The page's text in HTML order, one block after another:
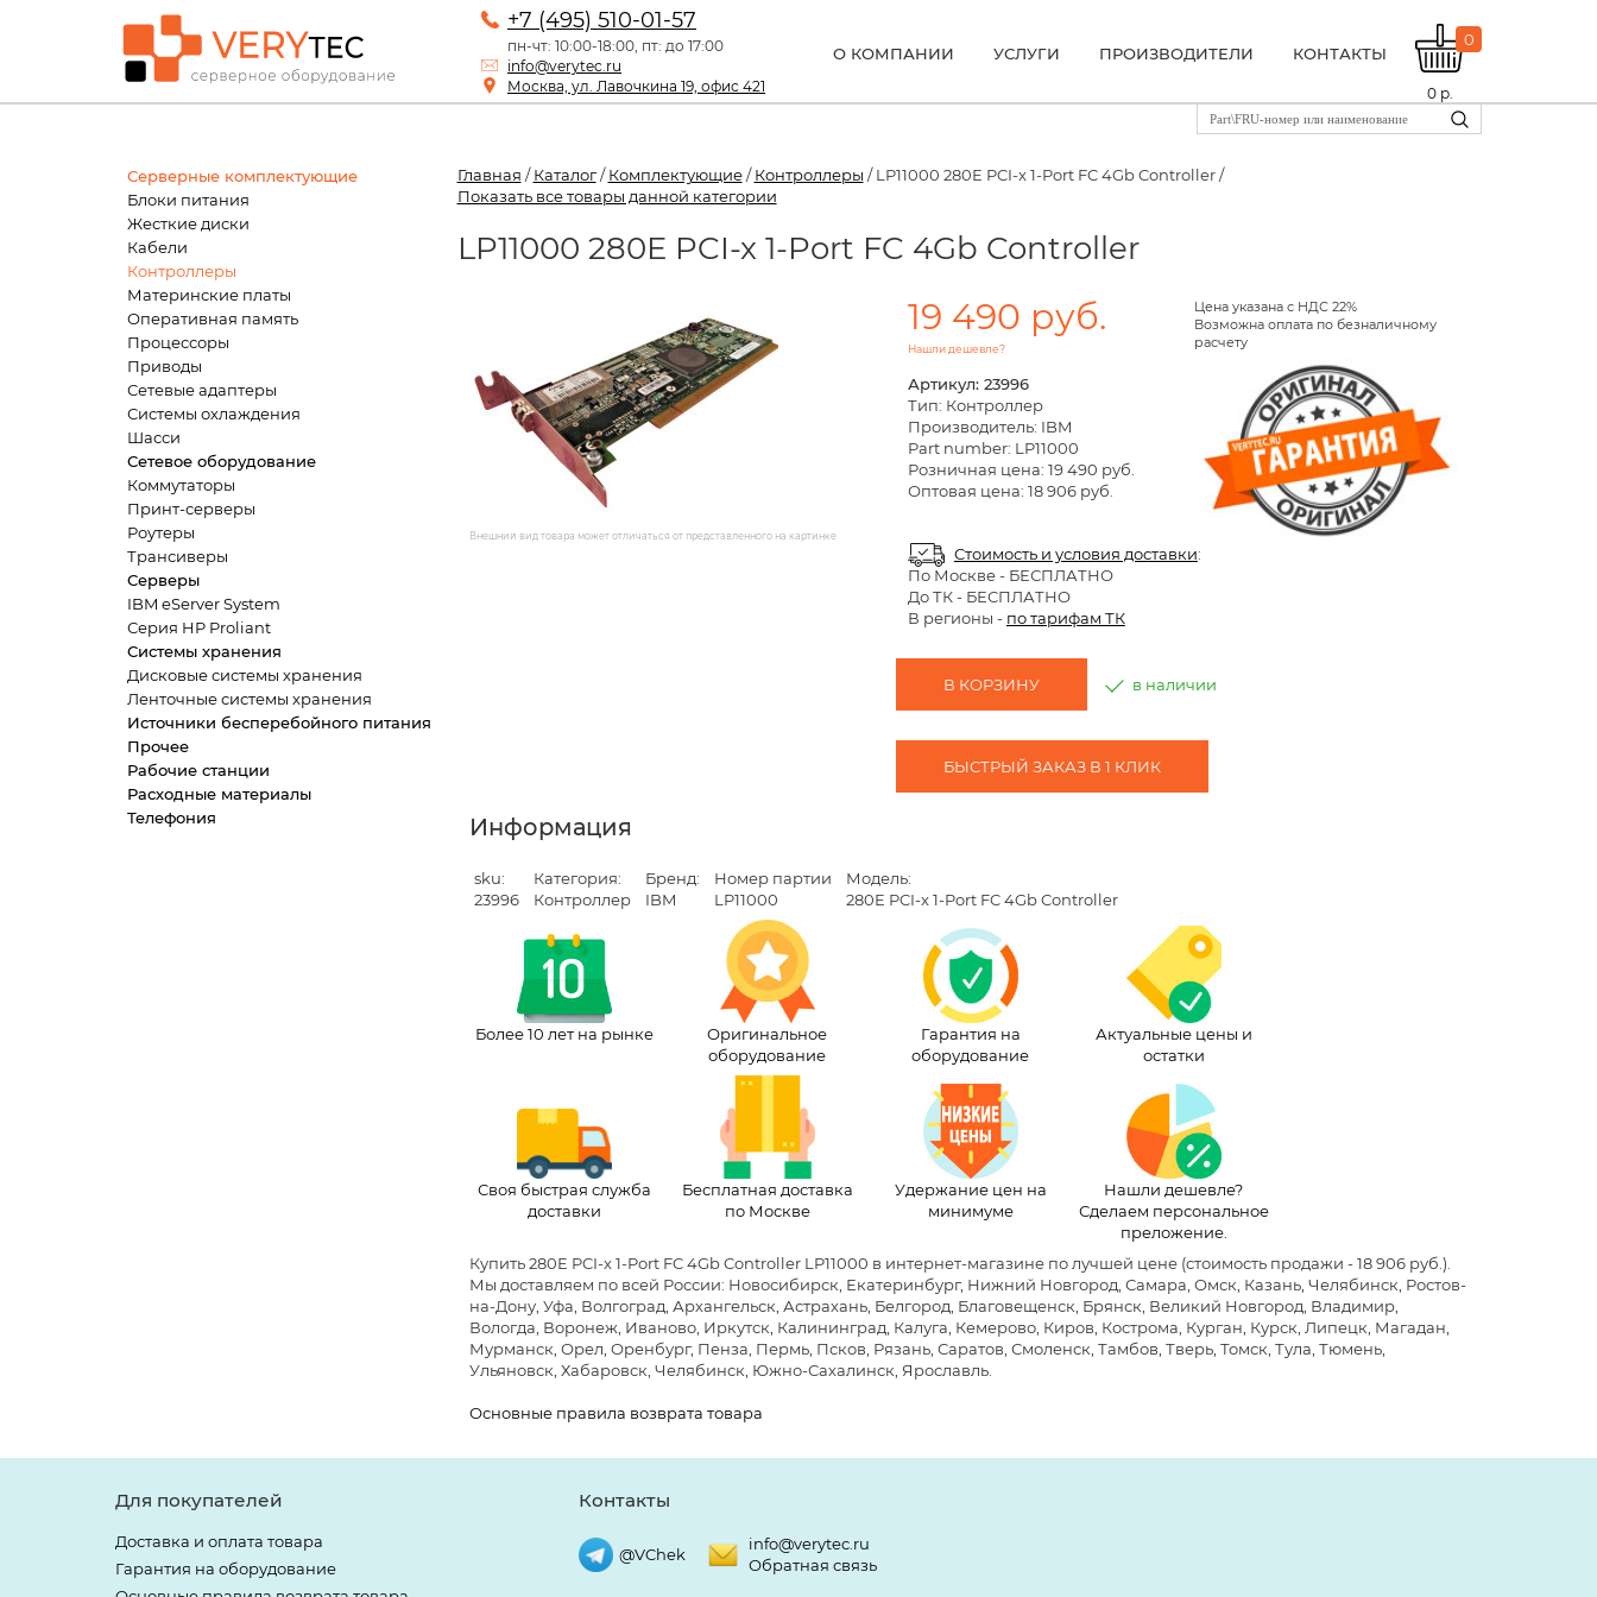
+7 (495) 510-01-57
пн-чт: 10:00-18:00, пт: до 17:00
info@verytec.ru
Москва, ул. Лавочкина 19, офис 421
О КОМПАНИИ УСЛУГИ ПРОИЗВОДИТЕЛИ КОНТАКТЫ
0
0 р.
Серверные комплектующие
Блоки питания
Жесткие диски
Кабели
Контроллеры
Материнские платы
Оперативная память
Процессоры
Приводы
Сетевые адаптеры
Системы охлаждения
Шасси
Сетевое оборудование
Коммутаторы
Принт-серверы
Роутеры
Трансиверы
Серверы
IBM eServer System
Серия HP Proliant
Системы хранения
Дисковые системы хранения
Ленточные системы хранения
Источники бесперебойного питания
Прочее
Рабочие станции
Расходные материалы
Телефония
Главная /Каталог/Комплектующие/Контроллеры / LP11000 280E PCI-x 1-Port FC 4Gb Controller /
Показать все товары данной категории
LP11000 280E PCI-x 1-Port FC 4Gb Controller
Внешний вид товара может отличаться от представленного на картинке
19 490 руб.
Нашли дешевле?
Цена указана с НДС 22%
Возможна оплата по безналичному
расчету
Артикул: 23996
Тип: Контроллер
Производитель: IBM
Part number: LP11000
Розничная цена: 19 490 руб.
Оптовая цена: 18 906 руб.
Стоимость и условия доставки:
По Москве- БЕСПЛАТНО
До ТК - БЕСПЛАТНО
В регионы - по тарифам ТК
В КОРЗИНУ в наличии
БЫСТРЫЙ ЗАКАЗ В 1 КЛИК
Информация
sku:
23996
Категория:
Контроллер
Бренд:
IBM
Номер партии
LP11000
Модель:
280E PCI-x 1-Port FC 4Gb Controller
Более 10 лет на рынке
Оригинальное
оборудование
Гарантия на
оборудование
Актуальные цены и
остатки
Своя быстрая служба
доставки
Бесплатная доставка
по Москве
Удержание цен на
минимуме
Нашли дешевле?
Сделаем персональное
преложение.
Купить 280E PCI-x 1-Port FC 4Gb Controller LP11000 в интернет-магазине по лучшей цене(стоимость продажи - 18 906 руб.)
Мы доставляем по всей России: Новосибирск, Екатеринбург, Нижний Новгород, Самара, Омск, Казань, Челябинск, Ростов-
на-Дону, Уфа, Волгоград, Архангельск, Астрахань, Белгород, Благовещенск, Брянск, Великий Новгород, Владимир,
Вологда, Воронеж, Иваново, Иркутск, Калининград, Калуга, Кемерово, Киров, Кострома, Курган, Курск, Липецк, Магадан,
Мурманск, Орел, Оренбург, Пенза, Пермь, Псков, Рязань, Саратов, Смоленск, Тамбов, Тверь, Томск, Тула, Тюмень,
Ульяновск, Хабаровск, Челябинск, Южно-Сахалинск, Ярославль.
Основные правила возврата товара
Для покупателей
Доставка и оплата товара
Гарантия на оборудование
Контакты
@VChek
info@verytec.ru
Обратная связь